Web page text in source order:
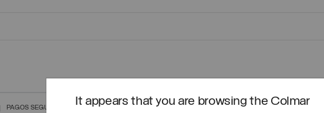
It appears that you are browsing the Colmar
PAGOS SEGUROS GRATIS A PARTIR DE 205€